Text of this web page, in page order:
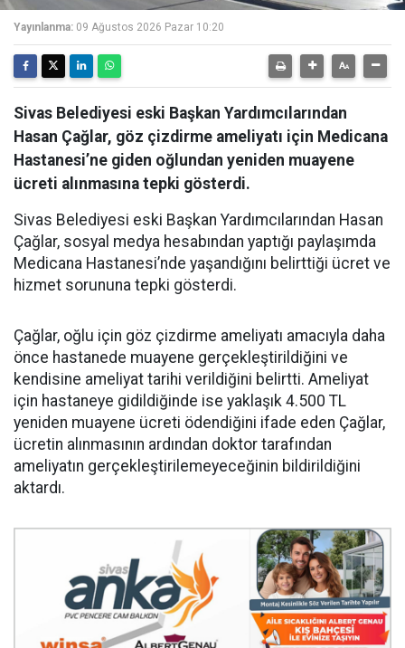
Yayınlanma: 09 Ağustos 2026 Pazar 10:20
Sivas Belediyesi eski Başkan Yardımcılarından
Hasan Çağlar, göz çizdirme ameliyatı için Medicana
Hastanesi’ne giden oğlundan yeniden muayene
ücreti alınmasına tepki gösterdi.
Sivas Belediyesi eski Başkan Yardımcılarından Hasan
Çağlar, sosyal medya hesabından yaptığı paylaşımda
Medicana Hastanesi’nde yaşandığını belirttiği ücret ve
hizmet sorununa tepki gösterdi.
Çağlar, oğlu için göz çizdirme ameliyatı amacıyla daha
önce hastanede muayene gerçekleştirildiğini ve
kendisine ameliyat tarihi verildiğini belirtti. Ameliyat
için hastaneye gidildiğinde ise yaklaşık 4.500 TL
yeniden muayene ücreti ödendiğini ifade eden Çağlar,
ücretin alınmasının ardından doktor tarafından
ameliyatın gerçekleştirilemeyeceğinin bildirildiğini
aktardı.